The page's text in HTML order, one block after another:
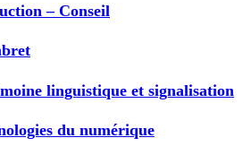
– Conseil
linguistique et signalisation
du numérique